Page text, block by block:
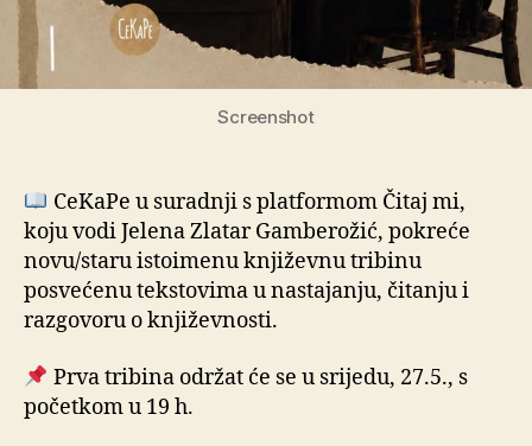
Screenshot
CeKaPe u suradnji s platformom Čitaj mi,
koju vodi Jelena Zlatar Gamberožić, pokreće
novu/staru istoimenu književnu tribinu
posvećenu tekstovima u nastajanju, čitanju i
razgovoru o književnosti.
Prva tribina održat će se u srijedu, 27.5., s
početkom u 19 h.